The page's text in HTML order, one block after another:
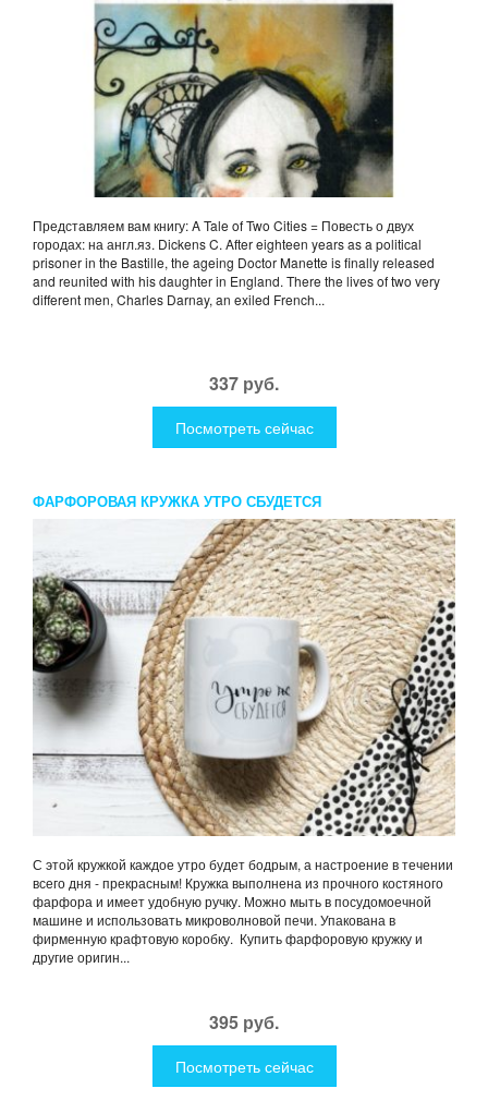
Представляем вам книгу: A Tale of Two Cities = Повесть о двух
городах: на англ.яз. Dickens C. After eighteen years as a political
prisoner in the Bastille, the ageing Doctor Manette is finally released
and reunited with his daughter in England. There the lives of two very
different men, Charles Darnay, an exiled French...
337 руб.
Посмотреть сейчас
ФАРФОРОВАЯ КРУЖКА УТРО СБУДЕТСЯ
С этой кружкой каждое утро будет бодрым, а настроение в течении
всего дня - прекрасным! Кружка выполнена из прочного костяного
фарфора и имеет удобную ручку. Можно мыть в посудомоечной
машине и использовать микроволновой печи. Упакована в
фирменную крафтовую коробку. Купить фарфоровую кружку и
другие оригин...
395 руб.
Посмотреть сейчас